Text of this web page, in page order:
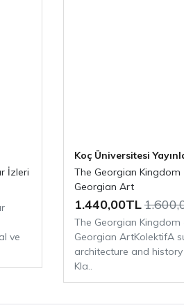
İzleri
ve
Koç Üniversitesi
The Georgian Kingdom
Georgian Art
1.440,00TL
The Georgian Kingdom
Georgian ArtKolektifA
architecture and
Kla..